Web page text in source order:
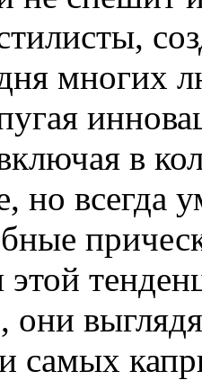
многих
в
но всегда
они
самых